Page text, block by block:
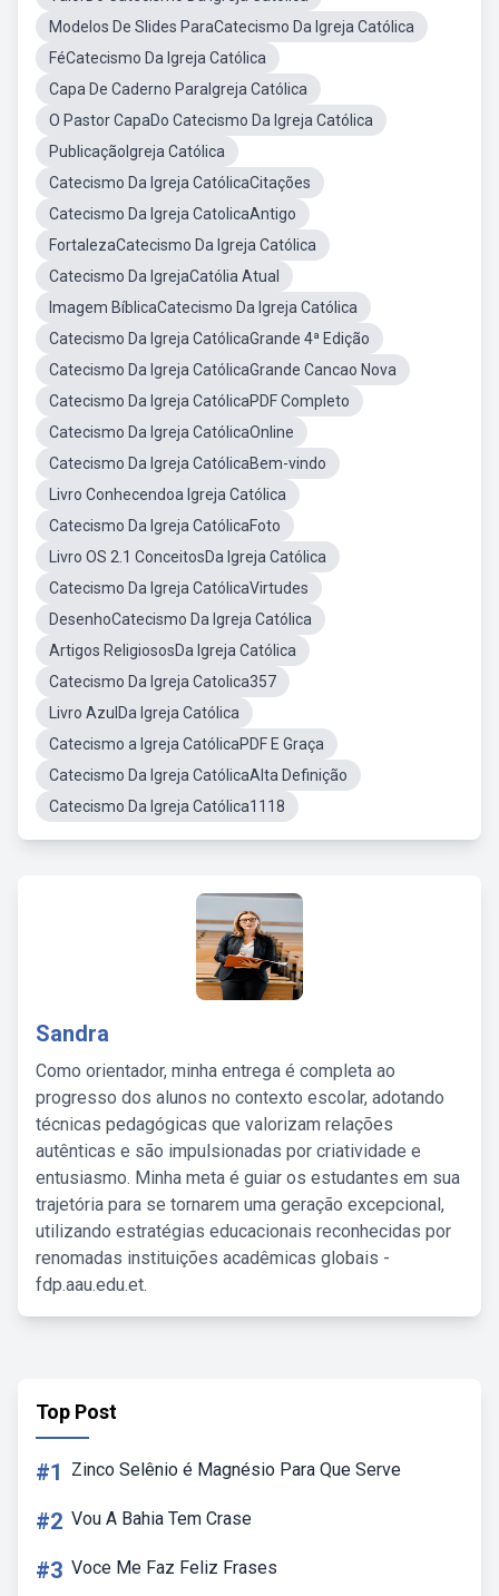
Modelos De Slides ParaCatecismo Da Igreja Católica
FéCatecismo Da Igreja Católica
Capa De Caderno ParaIgreja Católica
O Pastor CapaDo Catecismo Da Igreja Católica
PublicaçãoIgreja Católica
Catecismo Da Igreja CatólicaCitações
Catecismo Da Igreja CatolicaAntigo
FortalezaCatecismo Da Igreja Católica
Catecismo Da IgrejaCatólia Atual
Imagem BíblicaCatecismo Da Igreja Católica
Catecismo Da Igreja CatólicaGrande 4ª Edição
Catecismo Da Igreja CatólicaGrande Cancao Nova
Catecismo Da Igreja CatólicaPDF Completo
Catecismo Da Igreja CatólicaOnline
Catecismo Da Igreja CatólicaBem-vindo
Livro Conhecendoa Igreja Católica
Catecismo Da Igreja CatólicaFoto
Livro OS 2.1 ConceitosDa Igreja Católica
Catecismo Da Igreja CatólicaVirtudes
DesenhoCatecismo Da Igreja Católica
Artigos ReligiososDa Igreja Católica
Catecismo Da Igreja Catolica357
Livro AzulDa Igreja Católica
Catecismo a Igreja CatólicaPDF E Graça
Catecismo Da Igreja CatólicaAlta Definição
Catecismo Da Igreja Católica1118
Sandra
Como orientador, minha entrega é completa ao
progresso dos alunos no contexto escolar, adotando
técnicas pedagógicas que valorizam relações
autênticas e são impulsionadas por criatividade e
entusiasmo. Minha meta é guiar os estudantes em sua
trajetória para se tornarem uma geração excepcional,
utilizando estratégias educacionais reconhecidas por
renomadas instituições acadêmicas globais -
fdp.aau.edu.et.
Top Post
#1 Zinco Selênio é Magnésio Para Que Serve
#2 Vou A Bahia Tem Crase
#3 Voce Me Faz Feliz Frases